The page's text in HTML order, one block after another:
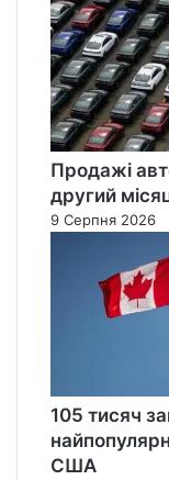
Продажі
другий
9 Серпня 2026
105 тисяч
США